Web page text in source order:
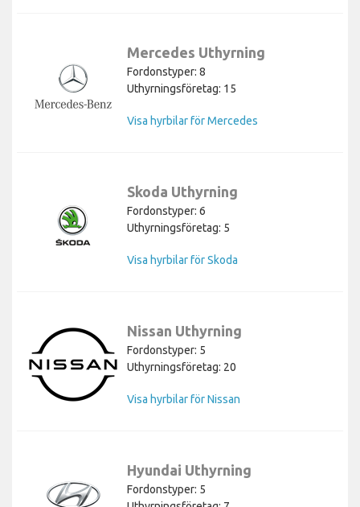
Mercedes Uthyrning
Fordonstyper: 8
Uthyrningsföretag: 15
Visa hyrbilar för Mercedes
Skoda Uthyrning
Fordonstyper: 6
Uthyrningsföretag: 5
Visa hyrbilar för Skoda
Nissan Uthyrning
Fordonstyper: 5
Uthyrningsföretag: 20
Visa hyrbilar för Nissan
Hyundai Uthyrning
Fordonstyper: 5